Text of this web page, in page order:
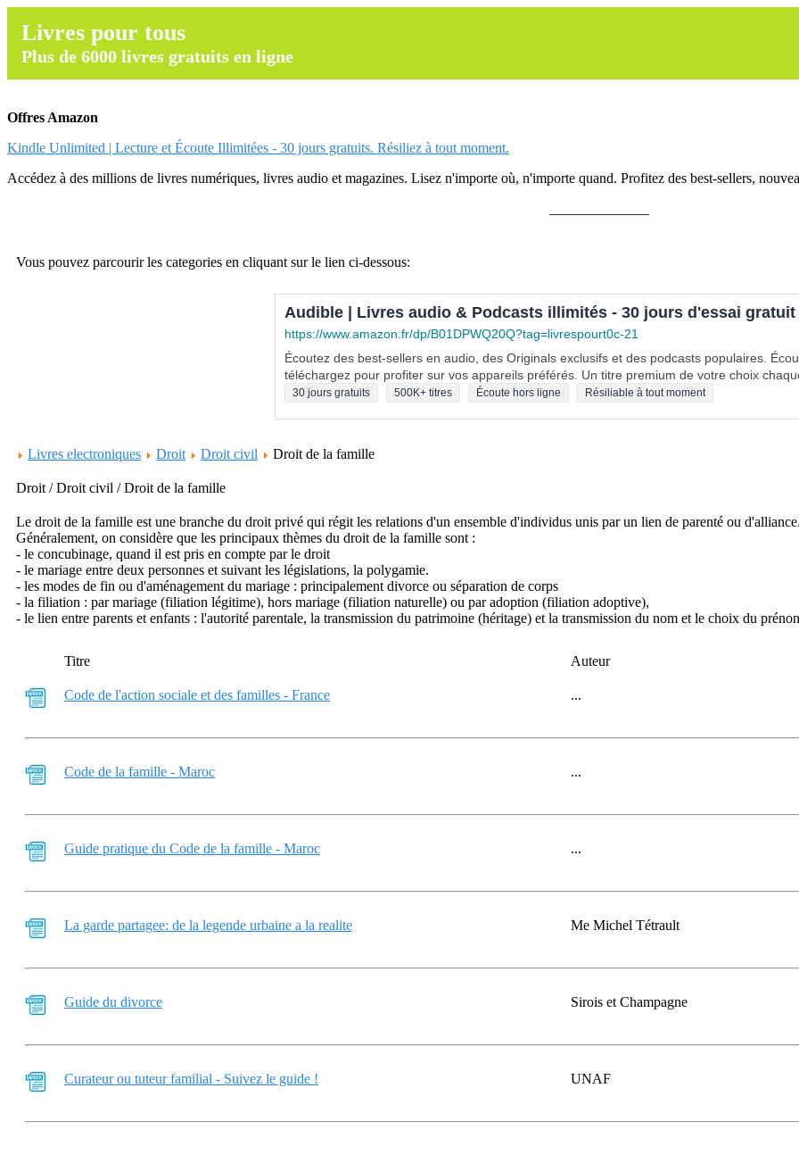
Livres pour tous
Plus de 6000 livres gratuits en ligne
Offres Amazon
Kindle Unlimited | Lecture et Écoute Illimitées - 30 jours gratuits. Résiliez à tout moment.
Accédez à des millions de livres numériques, livres audio et magazines. Lisez n'importe où, n'importe quand. Profitez des best-sellers,
Vous pouvez parcourir les categories en cliquant sur le lien ci-dessous:
Audible | Livres audio & Podcasts illimités - 30 jours d'essai gratuit
https://www.amazon.fr/dp/B01DPWQ20Q?tag=livrespourt0c-21
Écoutez des best-sellers en audio, des Originals exclusifs et des podcasts populaires.
téléchargez pour profiter sur vos appareils préférés. Un titre premium de votre choix
30 jours gratuits 500K+ titres Écoute hors ligne Résiliable à tout moment
Livres electroniques Droit Droit civil Droit de la famille
Droit / Droit civil / Droit de la famille
Le droit de la famille est une branche du droit privé qui régit les relations d'un ensemble d'individus unis par un lien de parenté ou
Généralement, on considère que les principaux thèmes du droit de la famille sont :
- le concubinage, quand il est pris en compte par le droit
- le mariage entre deux personnes et suivant les législations, la polygamie.
- les modes de fin ou d'aménagement du mariage : principalement divorce ou séparation de corps
- la filiation : par mariage (filiation légitime), hors mariage (filiation naturelle) ou par adoption (filiation adoptive),
- le lien entre parents et enfants : l'autorité parentale, la transmission du patrimoine (héritage) et la transmission du nom et le choix du
Titre Auteur
Code de l'action sociale et des familles - France ...
Code de la famille - Maroc ...
Guide pratique du Code de la famille - Maroc ...
La garde partagee: de la legende urbaine a la realite Me Michel Tétrault
Guide du divorce Sirois et Champagne
Curateur ou tuteur familial - Suivez le guide ! UNAF